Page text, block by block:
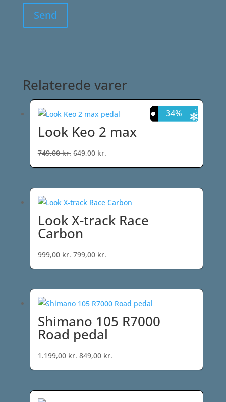
Relaterede varer
13%
Look Keo 2 max
749,00kr. Den
oprindelige
var:
749,00 kr..
649,00 kr.Den
aktuelle
er:
649,00 kr..
20%
Look X-track Race
Carbon
999,00kr. Den
oprindelige
999,00 kr..
799,00 kr.
aktuelle
799,00 kr..
29%
Shimano 105 R7000
Road pedal
1.199,00kr. Den
oprindelige
849,00 kr.Den
aktuelle
34%